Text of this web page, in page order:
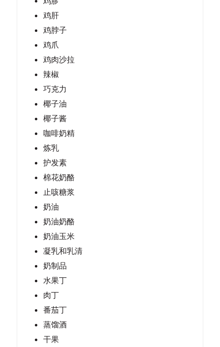
鸡肝
鸡脖子
鸡爪
鸡肉沙拉
辣椒
巧克力
椰子油
椰子酱
咖啡奶精
炼乳
护发素
棉花奶酪
止咳糖浆
奶油
奶油奶酪
奶油玉米
凝乳和乳清
奶制品
水果丁
肉丁
番茄丁
蒸馏酒
干果